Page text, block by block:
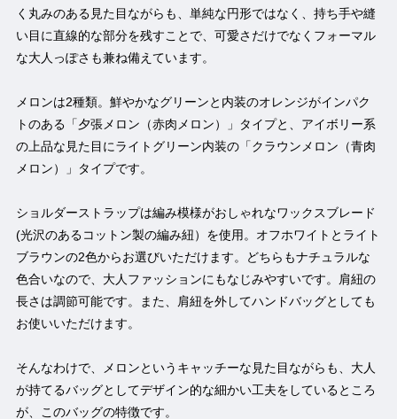
く丸みのある見た目ながらも、単純な円形ではなく、持ち手や縫
い目に直線的な部分を残すことで、可愛さだけでなくフォーマル
な大人っぽさも兼ね備えています。
メロンは2種類。鮮やかなグリーンと内装のオレンジがインパク
トのある「夕張メロン（赤肉メロン）」タイプと、アイボリー系
の上品な見た目にライトグリーン内装の「クラウンメロン（青肉
メロン）」タイプです。
ショルダーストラップは編み模様がおしゃれなワックスブレード
(光沢のあるコットン製の編み紐）を使用。オフホワイトとライト
ブラウンの2色からお選びいただけます。どちらもナチュラルな
色合いなので、大人ファッションにもなじみやすいです。肩紐の
長さは調節可能です。また、肩紐を外してハンドバッグとしても
お使いいただけます。
そんなわけで、メロンというキャッチーな見た目ながらも、大人
が持てるバッグとしてデザイン的な細かい工夫をしているところ
が、このバッグの特徴です。